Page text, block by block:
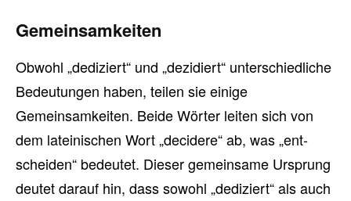
Gemeinsamkeiten
Obwohl „dediziert“ und „dezidiert“ unterschiedliche
Bedeutungen haben, teilen sie einige
Gemeinsamkeiten. Beide Wörter leiten sich von
dem lateinischen Wort „decidere“ ab, was „ent-
scheiden“ bedeutet. Dieser gemeinsame Ursprung
deutet darauf hin, dass sowohl „dediziert“ als auch